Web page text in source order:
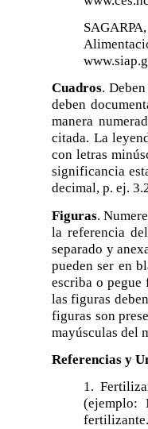
Cuadros.
deben
manera
citada. La
con letras
significancia
decimal, p. ej.
Figuras.
la referencia
separado y
pueden ser en
escriba o pegue
las figuras
figuras son
mayúsculas del
Referencias y
1.
(ejemplo:
fertilizante.